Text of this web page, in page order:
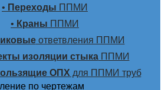
• Переходы ППМИ
• Краны ППМИ
ответвления ППМИ
изоляции стыкаППМИ
ОПХ для ППМИ труб